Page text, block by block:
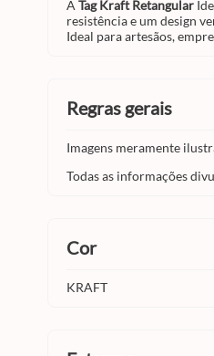
A Tag Kraft Retangular
resistência e um design
Ideal para artesãos,
regras gerais
Imagens meramente
Todas as informações
cor
KRAFT